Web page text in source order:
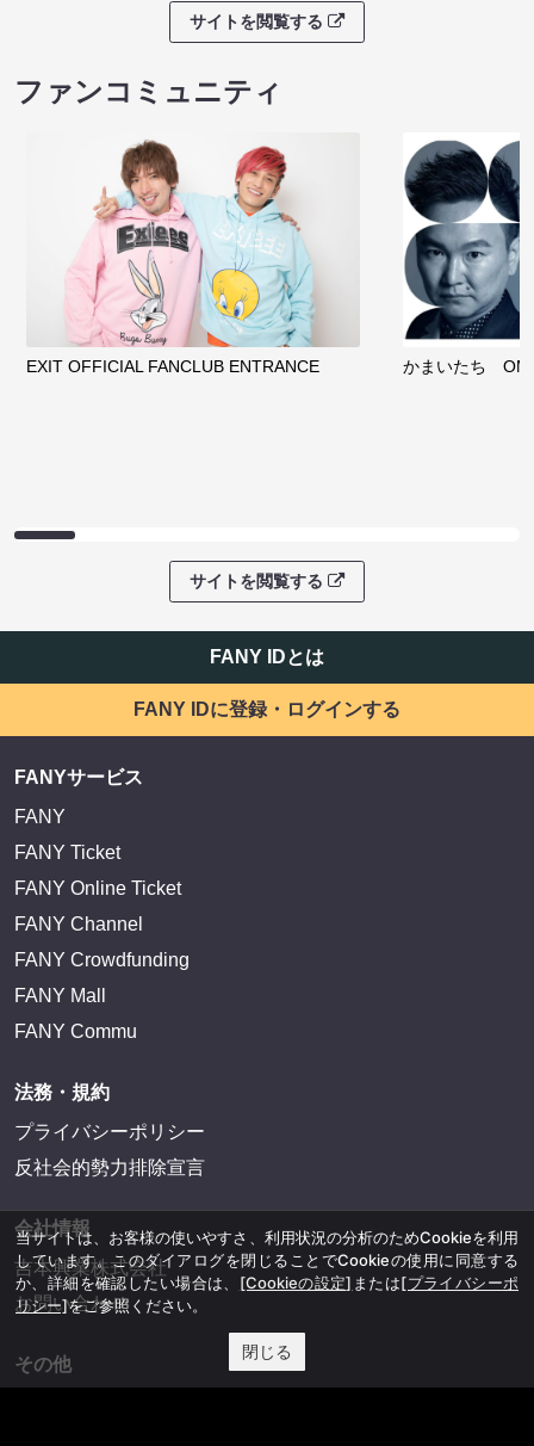
サイトを閲覧する
ファンコミュニティ
EXIT OFFICIAL FANCLUB ENTRANCE かまいたち
サイトを閲覧する
FANY IDとは
FANY IDに登録・ログインする
FANYサービス
FANY
FANY Ticket
FANY Online Ticket
FANY Channel
FANY Crowdfunding
FANY Mall
FANY Commu
法務・規約
プライバシーポリシー
反社会的勢力排除宣言
会社情報
吉本興業株式会社
お問い合わせ
その他
当サイトは、お客様の使いやすさ、利用状況の分析のためCookieを利用
しています。このダイアログを閉じることでCookieの使用に同意する
か、詳細を確認したい場合は、 [Cookieの設定] または[プライバシーポ
リシー]をご参照ください。
閉じる